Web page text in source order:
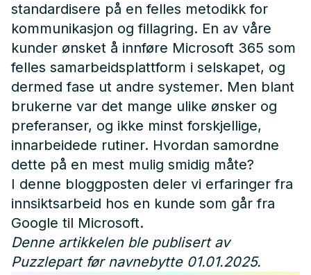
standardisere på en felles metodikk for
kommunikasjon og fillagring. En av våre
kunder ønsket å innføre Microsoft 365 som
felles samarbeidsplattform i selskapet, og
dermed fase ut andre systemer. Men blant
brukerne var det mange ulike ønsker og
preferanser, og ikke minst forskjellige,
innarbeidede rutiner. Hvordan samordne
dette på en mest mulig smidig måte?
I denne bloggposten deler vi erfaringer fra
innsiktsarbeid hos en kunde som går fra
Google til Microsoft.
Denne artikkelen ble publisert av
Puzzlepart før navnebytte 01.01.2025.